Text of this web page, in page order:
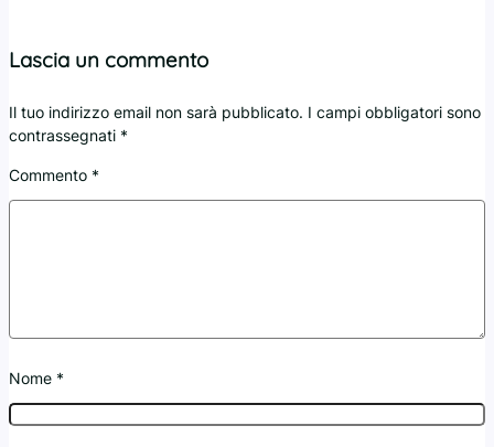
Lascia un commento
Il tuo indirizzo email non sarà pubblicato. I campi obbligatori sono
contrassegnati *
Commento *
Nome *